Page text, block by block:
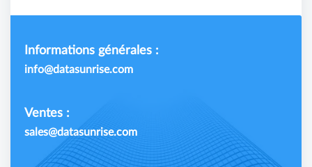
Informations générales :
info@datasunrise.com
Ventes :
sales@datasunrise.com